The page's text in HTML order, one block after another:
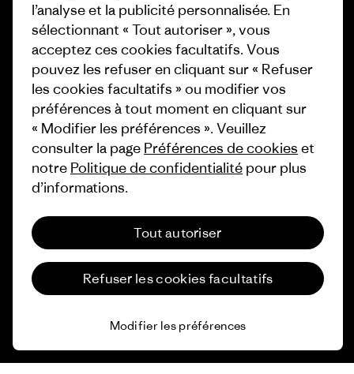
1% For The Planet
Comment nous
finançons
Cartes cadeaux
Nos magasins
Presse et media
Industry program
Programme d’affiliation
Patagonia Luxembourg Plan du
site
© 2026 Patagonia, Inc. All Rights Reserved.
l’analyse et la publicité personnalisée. En
sélectionnant « Tout autoriser », vous
acceptez ces cookies facultatifs. Vous
pouvez les refuser en cliquant sur « Refuser
les cookies facultatifs » ou modifier vos
préférences à tout moment en cliquant sur
« Modifier les préférences ». Veuillez
consulter la page Préférences de cookies et
notre Politique de confidentialité pour plus
d’informations.
Tout autoriser
Refuser les cookies facultatifs
Modifier les préférences